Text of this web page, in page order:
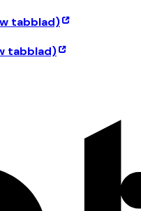
tabblad)
tabblad)